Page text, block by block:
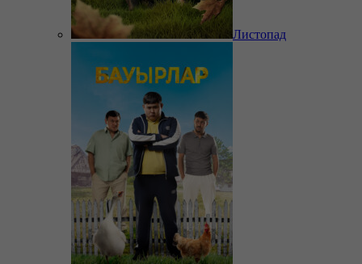
Листопад